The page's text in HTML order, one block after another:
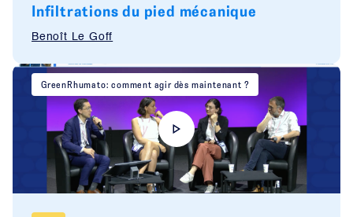
Infiltrations du pied mécanique
Benoît Le Goff
GreenRhumato: comment agir dès maintenant ?